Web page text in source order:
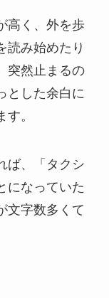
高く、外を歩
読み始めたり
突然止まるの
とした余白に
。
ば、「タクシ
になっていた
文字数多くて